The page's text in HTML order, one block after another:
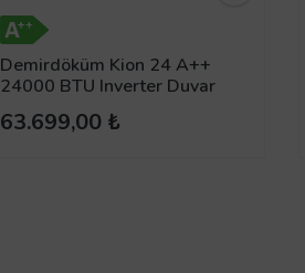
Demirdöküm Kion 24 A++
24000 BTU Inverter Duvar
63.699,00 ₺